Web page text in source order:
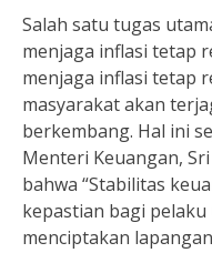
Salah satu tugas
menjaga inflasi tetap
menjaga inflasi tetap
masyarakat akan
berkembang. Hal ini
Menteri Keuangan,
bahwa “Stabilitas
kepastian bagi
menciptakan